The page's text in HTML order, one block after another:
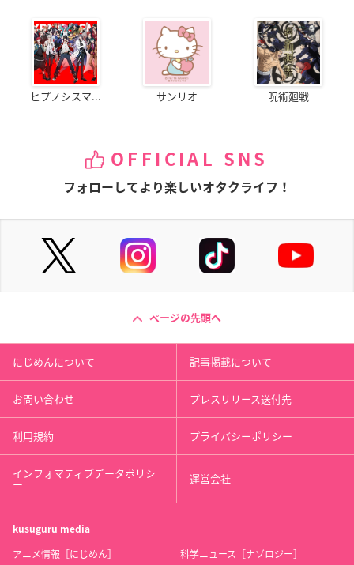
ヒプノシスマ... サンリオ 呪術廻戦
OFFICIAL SNS
フォローしてより楽しいオタクライフ！
ページの先頭へ
にじめんについて 記事掲載について
お問い合わせ プレスリリース送付先
利用規約 プライバシーポリシー
インフォマティブデータポリシ
ー 運営会社
kusuguru media
アニメ情報［にじめん］ 科学ニュース［ナゾロジー］